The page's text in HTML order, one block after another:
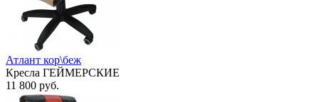
Атлант кор\беж
Кресла ГЕЙМЕРСКИЕ
11 800 руб.